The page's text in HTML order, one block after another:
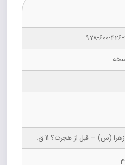
978-600-
(س) — قبل از هجرت؟ 11 ق.